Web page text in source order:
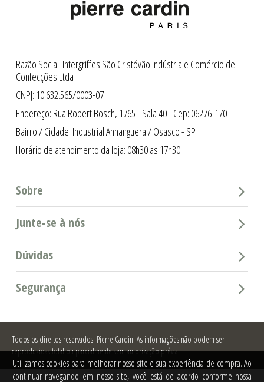
Utilizamos cookies para melhorar nosso site e sua experiência de compra. Ao
continuar navegando em nosso site, você está de acordo conforme nossa
Razão Social: Intergriffes São Cristóvão Indústria e Comércio de
Confecções Ltda
CNPJ: 10.632.565/0003-07
Endereço: Rua Robert Bosch, 1765 - Sala 40 - Cep: 06276-170
Bairro / Cidade: Industrial Anhanguera / Osasco - SP
Horário de atendimento da loja: 08h30 as 17h30
Sobre
Junte-se à nós
Dúvidas
Segurança
Todos os direitos reservados. Pierre Cardin. As informações não podem ser
reproduzidas total ou parcialmente sem autorização prévia.